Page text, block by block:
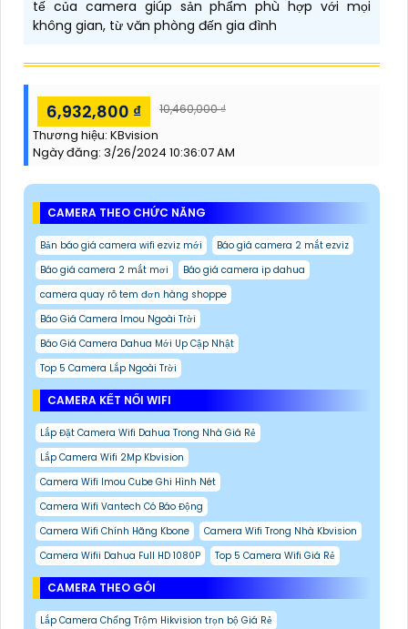
tế của camera giúp sản phẩm phù hợp với mọi
không gian, từ văn phòng đến gia đình
6,932,800 ₫ 10,460,000 ₫
Thương hiệu: KBvision
Ngày đăng: 3/26/2024 10:36:07 AM
CAMERA THEO CHỨC NĂNG
Bản báo giá camera wifi ezviz mới
Báo giá camera 2 mắt ezviz
Báo giá camera 2 mắt mơi
Báo giá camera ip dahua
camera quay rõ tem đơn hàng shoppe
Báo Giá Camera Imou Ngoài Trời
Báo Giá Camera Dahua Mới Up Cập Nhật
Top 5 Camera Lắp Ngoài Trời
CAMERA KẾT NỐI WIFI
Lắp Đặt Camera Wifi Dahua Trong Nhà Giá Rẻ
Lắp Camera Wifi 2Mp Kbvision
Camera Wifi Imou Cube Ghi Hình Nét
Camera Wifi Vantech Có Báo Động
Camera Wifi Chính Hãng Kbone
Camera Wifi Trong Nhà Kbvision
Camera Wifii Dahua Full HD 1080P
Top 5 Camera Wifi Giá Rẻ
CAMERA THEO GÓI
Lắp Camera Chống Trộm Hikvision trọn bộ Giá Rẻ